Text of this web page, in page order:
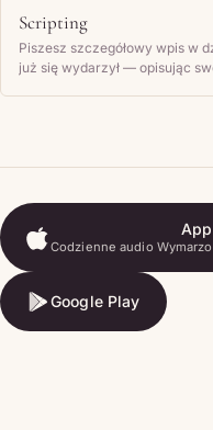
Scripting
Piszesz szczegółowy wpis w
już się wydarzył — opisując
Codzienne audio
App Store
Google Play
Google Play